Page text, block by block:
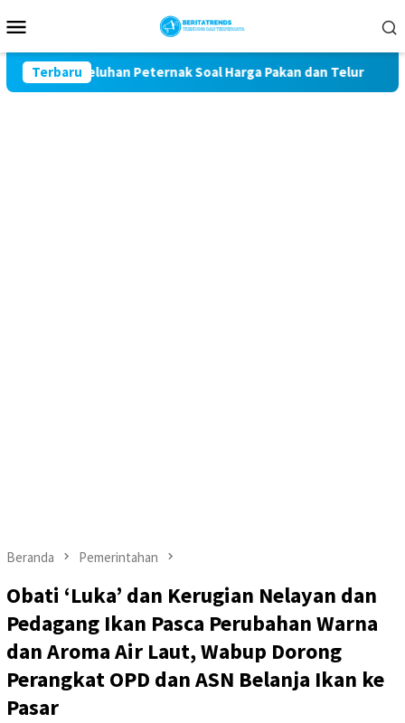
ke
Mobile
Terbaru
Keluhan Peternak Soal Harga Pakan dan Telur
Beranda Pemerintahan
Obati ‘Luka’ dan Kerugian Nelayan dan
Pedagang Ikan Pasca Perubahan Warna
dan Aroma Air Laut, Wabup Dorong
Perangkat OPD dan ASN Belanja Ikan ke
Pasar